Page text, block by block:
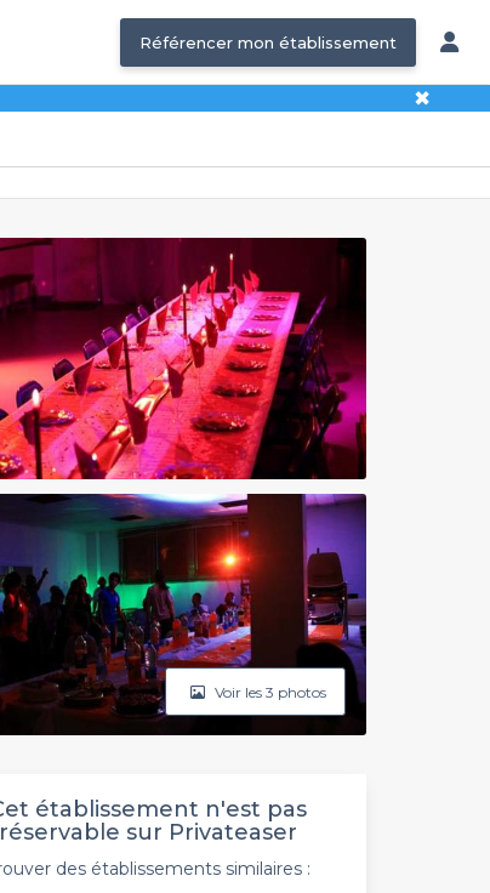
Référencer mon établissement
✖
Voir les 3 photos
établissement n'est pas
réservable sur Privateaser
des établissements similaires :